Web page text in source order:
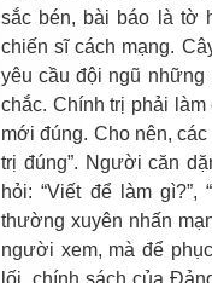
sắc bén, bài báo là tờ
chiến sĩ cách mạng.
yêu cầu đội ngũ
chắc. Chính trị phải
mới đúng. Cho nên,
trị đúng”. Người căn
hỏi: “Viết để làm
thường xuyên nhấn
người xem, mà để
lối, chính sách của